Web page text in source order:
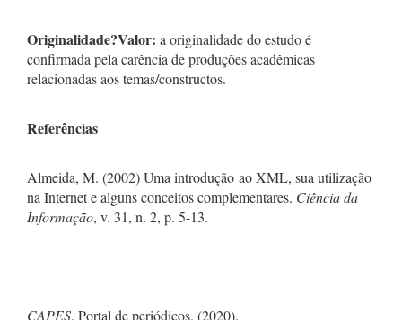
Originalidade?Valor: a originalidade do estudo é
confirmada pela carência de produções acadêmicas
relacionadas aos temas/constructos.
Referências
Almeida, M. (2002) Uma introdução ao XML, sua utilização
na Internet e alguns conceitos complementares. Ciência da
Informação, v. 31, n. 2, p. 5-13.
CAPES, Portal de periódicos. (2020).